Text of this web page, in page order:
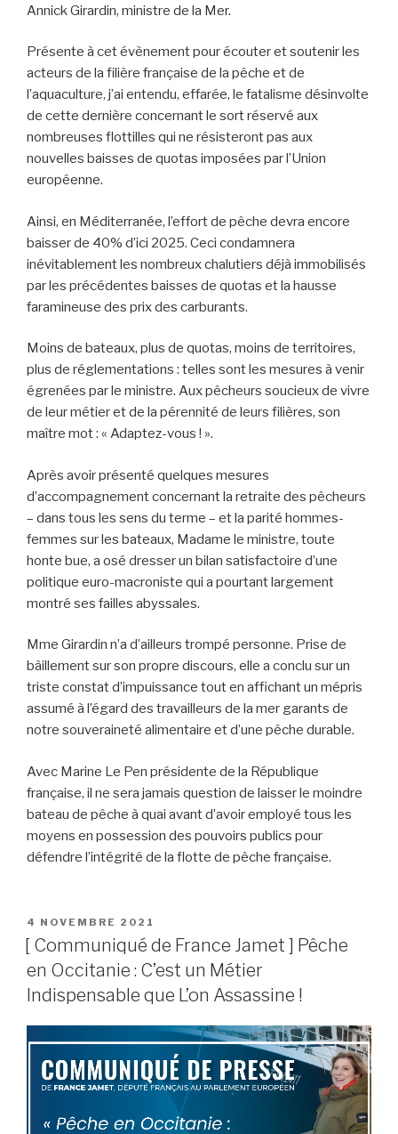
Annick Girardin, ministre de la Mer.
Présente à cet évènement pour écouter et soutenir les
acteurs de la filière française de la pêche et de
l’aquaculture, j’ai entendu, effarée, le fatalisme désinvolte
de cette dernière concernant le sort réservé aux
nombreuses flottilles qui ne résisteront pas aux
nouvelles baisses de quotas imposées par l’Union
européenne.
Ainsi, en Méditerranée, l’effort de pêche devra encore
baisser de 40% d’ici 2025. Ceci condamnera
inévitablement les nombreux chalutiers déjà immobilisés
par les précédentes baisses de quotas et la hausse
faramineuse des prix des carburants.
Moins de bateaux, plus de quotas, moins de territoires,
plus de réglementations : telles sont les mesures à venir
égrenées par le ministre. Aux pêcheurs soucieux de vivre
de leur métier et de la pérennité de leurs filières, son
maître mot : « Adaptez-vous ! ».
Après avoir présenté quelques mesures
d’accompagnement concernant la retraite des pêcheurs
– dans tous les sens du terme – et la parité hommes-
femmes sur les bateaux, Madame le ministre, toute
honte bue, a osé dresser un bilan satisfactoire d’une
politique euro-macroniste qui a pourtant largement
montré ses failles abyssales.
Mme Girardin n’a d’ailleurs trompé personne. Prise de
bâillement sur son propre discours, elle a conclu sur un
triste constat d’impuissance tout en affichant un mépris
assumé à l’égard des travailleurs de la mer garants de
notre souveraineté alimentaire et d’une pêche durable.
Avec Marine Le Pen présidente de la République
française, il ne sera jamais question de laisser le moindre
bateau de pêche à quai avant d’avoir employé tous les
moyens en possession des pouvoirs publics pour
défendre l’intégrité de la flotte de pêche française.
PUBLIÉ
LE
4 NOVEMBRE 2021
[ Communiqué de France Jamet ] Pêche
en Occitanie : C’est un Métier
Indispensable que L’on Assassine !